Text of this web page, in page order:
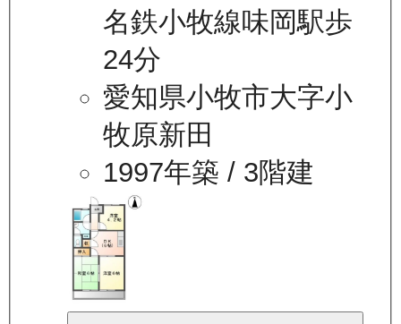
名鉄小牧線味岡駅歩
24分
愛知県小牧市大字小
牧原新田
1997年築 / 3階建